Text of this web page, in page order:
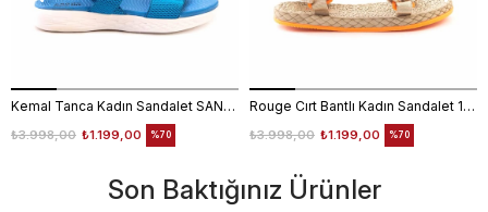
Kemal Tanca Kadın Sandalet SANDALET
₺1.199,00
₺3.998,00 %70
Rouge Cırt Bantlı Kadın Sandalet 1001
₺1.199,00
₺3.998,00 %70
Son Baktığınız Ürünler